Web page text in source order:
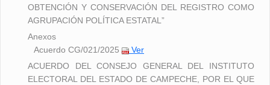
OBTENCIÓN Y CONSERVACIÓN DEL REGISTRO COMO
AGRUPACIÓN POLÍTICA ESTATAL”
Anexos
Acuerdo CG/021/2025
Ver
ACUERDO DEL CONSEJO GENERAL DEL INSTITUTO
ELECTORAL DEL ESTADO DE CAMPECHE, POR EL QUE